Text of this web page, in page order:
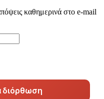
καθημερινά στο e-mail
διόρθωση